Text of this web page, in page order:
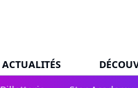
ACTUALITÉS